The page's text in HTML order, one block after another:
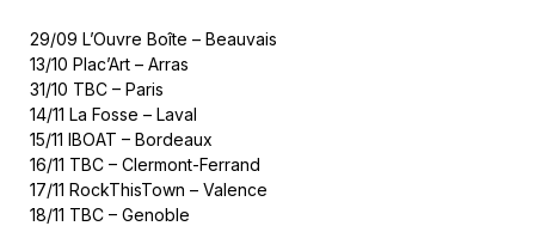
29/09 L’Ouvre Boîte – Beauvais
13/10 Plac’Art – Arras
31/10 TBC – Paris
14/11 La Fosse – Laval
15/11 IBOAT – Bordeaux
16/11 TBC – Clermont-Ferrand
17/11 RockThisTown – Valence
18/11 TBC – Genoble